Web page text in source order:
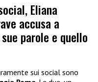
Eliana
accusa a
parole e quello
sui social sono